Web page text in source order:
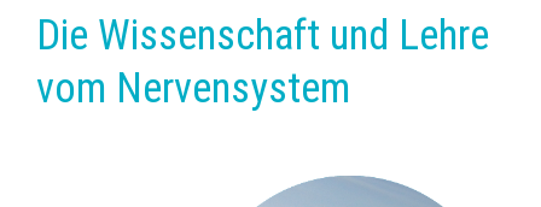
Die Wissenschaft und Lehre
vom Nervensystem